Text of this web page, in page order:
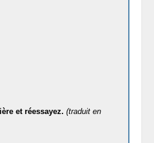
et réessayez. (traduit en